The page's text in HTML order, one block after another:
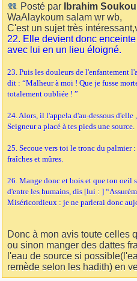
Posté par
Ibrahim
WaAlaykoum salam wr wb,
C'est un sujet très
22. Elle devient donc
avec lui en un lieu éloigné.
23. Puis les douleurs de l'enfantement
dit : “Malheur à moi ! Que je fusse
totalement oubliée ! ”
24. Alors, il l'appela d'au-dessous
Seigneur a placé à tes pieds une source.
25. Secoue vers toi le tronc du palmier
fraîches et mûres.
26. Mange donc et bois et que ton oeil
d'entre les humains, dis [lui : ]
Miséricordieux : je ne parlerai donc
Donc à mon avis toute celles
ou sinon manger des dattes
l'eau de source si
remède selon les hadith) en